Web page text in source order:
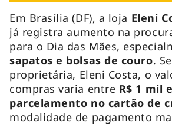
Em Brasília (DF), a loja Eleni
já registra aumento na
para o Dia das Mães,
sapatos e bolsas de couro.
proprietária, Eleni Costa, o
compras varia entre R$ 1 mil
parcelamento no cartão de
modalidade de pagamento